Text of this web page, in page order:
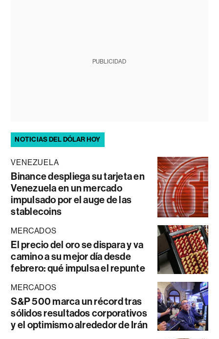
PUBLICIDAD
NOTICIAS DEL DÓLAR HOY
VENEZUELA
Binance despliega su tarjeta en
Venezuela en un mercado
impulsado por el auge de las
stablecoins
MERCADOS
El precio del oro se dispara y va
camino a su mejor día desde
febrero: qué impulsa el repunte
MERCADOS
S&P 500 marca un récord tras
sólidos resultados corporativos
y el optimismo alrededor de Irán